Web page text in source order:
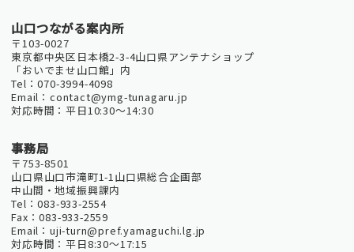
山口つながる案内所
〒103-0027
東京都中央区日本橋2-3-4山口県アンテナショップ
「おいでませ山口館」内
Tel：070-3994-4098
Email：contact@ymg-tunagaru.jp
対応時間：平日10:30～14:30
事務局
〒753-8501
山口県山口市滝町1-1山口県総合企画部
中山間・地域振興課内
Tel：083-933-2554
Fax：083-933-2559
Email：uji-turn@pref.yamaguchi.lg.jp
対応時間：平日8:30～17:15